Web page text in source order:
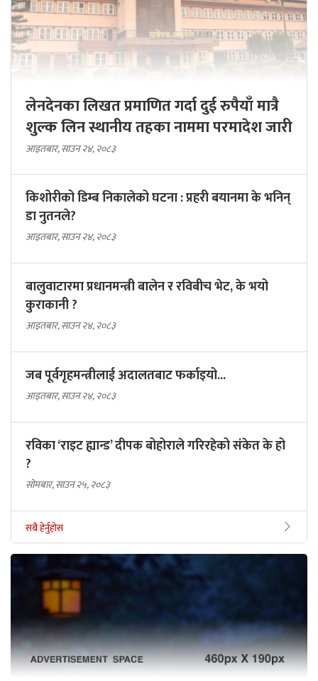
लेनदेनका लिखत प्रमाणित गर्दा दुई रुपैयाँ मात्रै
शुल्क लिन स्थानीय तहका नाममा परमादेश जारी
आइतबार, साउन २४, २०८३
किशोरीको डिम्ब निकालेको घटना : प्रहरी बयानमा के भनिन्
डा नुतनले?
आइतबार, साउन २४, २०८३
बालुवाटारमा प्रधानमन्त्री बालेन र रविबीच भेट, के भयो
कुराकानी ?
आइतबार, साउन २४, २०८३
जब पूर्वगृहमन्त्रीलाई अदालतबाट फर्काइयो...
आइतबार, साउन २४, २०८३
रविका ‘राइट ह्यान्ड’ दीपक बोहोराले गरिरहेको संकेत के हो
?
सोमबार, साउन २५, २०८३
सबै हेर्नुहोस